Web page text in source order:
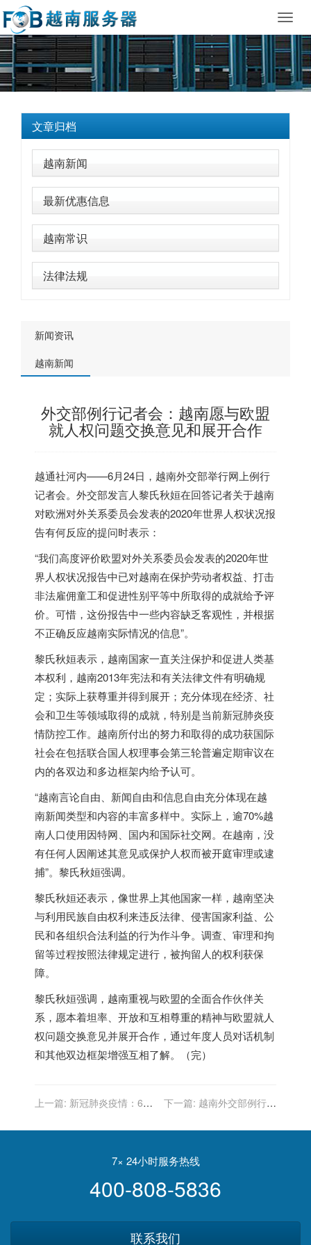
文章归档
越南新闻
最新优惠信息
越南常识
法律法规
新闻资讯
越南新闻
外交部例行记者会：越南愿与欧盟
就人权问题交换意见和展开合作
越通社河内——6月24日，越南外交部举行网上例行
记者会。外交部发言人黎氏秋姮在回答记者关于越南
对欧洲对外关系委员会发表的2020年世界人权状况报
告有何反应的提问时表示：
“我们高度评价欧盟对外关系委员会发表的2020年世
界人权状况报告中已对越南在保护劳动者权益、打击
非法雇佣童工和促进性别平等中所取得的成就给予评
价。可惜，这份报告中一些内容缺乏客观性，并根据
不正确反应越南实际情况的信息”。
黎氏秋姮表示，越南国家一直关注保护和促进人类基
本权利，越南2013年宪法和有关法律文件有明确规
定；实际上获尊重并得到展开；充分体现在经济、社
会和卫生等领域取得的成就，特别是当前新冠肺炎疫
情防控工作。越南所付出的努力和取得的成功获国际
社会在包括联合国人权理事会第三轮普遍定期审议在
内的各双边和多边框架内给予认可。
“越南言论自由、新闻自由和信息自由充分体现在越
南新闻类型和内容的丰富多样中。实际上，逾70%越
南人口使用因特网、国内和国际社交网。在越南，没
有任何人因阐述其意见或保护人权而被开庭审理或逮
捕”。黎氏秋姮强调。
黎氏秋姮还表示，像世界上其他国家一样，越南坚决
与利用民族自由权利来违反法律、侵害国家利益、公
民和各组织合法利益的行为作斗争。调查、审理和拘
留等过程按照法律规定进行，被拘留人的权利获保
障。
黎氏秋姮强调，越南重视与欧盟的全面合作伙伴关
系，愿本着坦率、开放和互相尊重的精神与欧盟就人
权问题交换意见并展开合作，通过年度人员对话机制
和其他双边框架增强互相了解。（完）
上一篇: 新冠肺炎疫情：6月
病例 其中胡志明市51例
下一篇: 越南外交部例行记
保护工作置于最优先地位
7× 24小时服务热线
400-808-5836
联系我们